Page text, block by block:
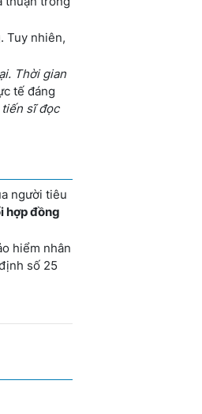
Tuy nhiên,
Thời gian
tế đáng
sĩ đọc
người tiêu
hợp đồng
hiểm nhân
số 25